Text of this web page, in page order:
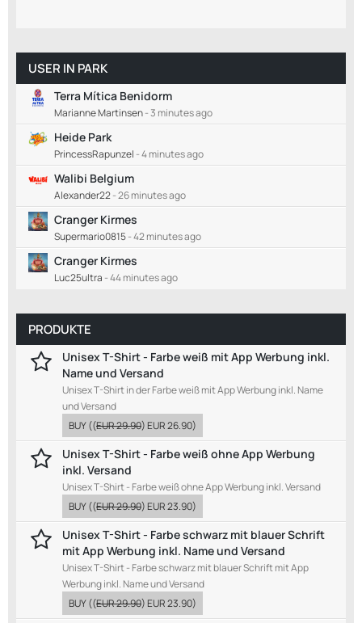
USER IN PARK
Terra Mítica Benidorm
Marianne Martinsen-3 minutes ago
Heide Park
PrincessRapunzel -4 minutes ago
Walibi Belgium
Alexander22-26 minutes ago
Cranger Kirmes
Supermario0815-42 minutes ago
Cranger Kirmes
Luc25ultra -44 minutes ago
PRODUKTE
Unisex T-Shirt - Farbe weiß mit App Werbung inkl.
Name und Versand
Unisex T-Shirt in der Farbe weiß mit App Werbung inkl. Name
und Versand
BUY((EUR 29.90)EUR 26.90)
Unisex T-Shirt - Farbe weiß ohne App Werbung
inkl. Versand
Unisex T-Shirt - Farbe weiß ohne App Werbung inkl. Versand
BUY((EUR 29.90)EUR 23.90)
Unisex T-Shirt - Farbe schwarz mit blauer Schrift
mit App Werbung inkl. Name und Versand
Unisex T-Shirt - Farbe schwarz mit blauer Schrift mit App
Werbung inkl. Name und Versand
BUY((EUR 29.90)EUR 23.90)